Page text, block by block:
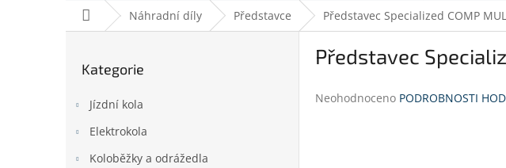
Domů Náhradní díly Představce Představec Specialized COMP
Přeskočit
Kategorie
Jízdní kola
Elektrokola
Koloběžky a odrážedla
Představec
Průměrné
Neohodnoceno PODROBNOSTI